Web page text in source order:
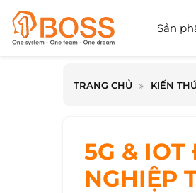
Sản
TRANG CHỦ KIẾN
5G &
NGHIỆP